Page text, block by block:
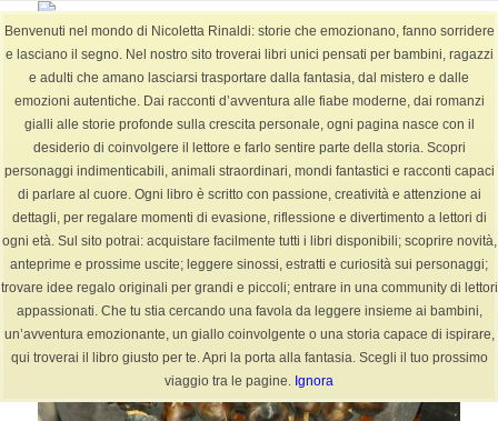
Benvenuti nel mondo di Nicoletta Rinaldi: storie che emozionano, fanno sorridere
e lasciano il segno. Nel nostro sito troverai libri unici pensati per bambini, ragazzi
e adulti che amano lasciarsi trasportare dalla fantasia, dal mistero e dalle
emozioni autentiche. Dai racconti d’avventura alle fiabe moderne, dai romanzi
gialli alle storie profonde sulla crescita personale, ogni pagina nasce con il
desiderio di coinvolgere il lettore e farlo sentire parte della storia. Scopri
personaggi indimenticabili, animali straordinari, mondi fantastici e racconti capaci
di parlare al cuore. Ogni libro è scritto con passione, creatività e attenzione ai
dettagli, per regalare momenti di evasione, riflessione e divertimento a lettori di
ogni età. Sul sito potrai: acquistare facilmente tutti i libri disponibili; scoprire novità,
anteprime e prossime uscite; leggere sinossi, estratti e curiosità sui personaggi;
trovare idee regalo originali per grandi e piccoli; entrare in una community di lettori
appassionati. Che tu stia cercando una favola da leggere insieme ai bambini,
un’avventura emozionante, un giallo coinvolgente o una storia capace di ispirare,
qui troverai il libro giusto per te. Apri la porta alla fantasia. Scegli il tuo prossimo
viaggio tra le pagine. Ignora
Archivio per mese: Ottobre, 2024
Sei in: Home / BLOG / 2024 / Ottobre